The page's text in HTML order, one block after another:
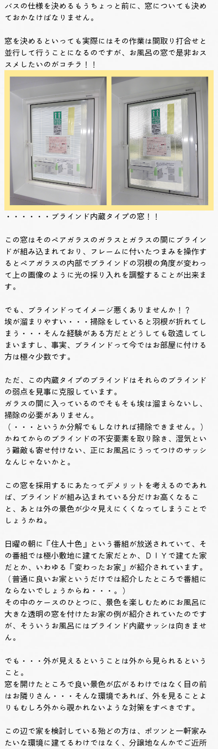
バスの仕様を決めるもうちょっと前に、窓についても決め
ておかなけばなりません。
窓を決めるといっても実際にはその作業は間取り打合せと
並行して行うことになるのですが、お風呂の窓で是非おス
スメしたいのがコチラ！！
・・・・・・ブラインド内蔵タイプの窓！！
この窓はそのペアガラスのガラスとガラスの間にブライン
ドが組み込まれており、フレームに付いたつまみを操作す
るとペアガラスの内部でブラインドの羽根の角度が変わっ
て上の画像のように光の採り入れを調整することが出来ま
す。
でも、ブラインドってイメージ悪くありませんか！？
埃が溜まりやすい・・・掃除をしていると羽根が折れてし
まう・・・そんな経験がある方だとどうしても敬遠してし
まいますし、事実、ブラインドって今ではお部屋に付ける
方は極々少数です。
ただ、この内蔵タイプのブラインドはそれらのブラインド
の弱点を見事に克服しています。
ガラスの間に入っているのでそもそも埃は溜まらないし、
掃除の必要がありません。
（・・・というか分解でもしなければ掃除できません。）
かねてからのブラインドの不安要素を取り除き、湿気とい
う難敵も寄せ付けない、正にお風呂にうってつけのサッシ
なんじゃないかと。
この窓を採用するにあたってデメリットを考えるのであれ
ば、ブラインドが組み込まれている分だけお高くなるこ
と、あとは外の景色が少々見えにくくなってしまうことで
しょうかね。
日曜の朝に『住人十色』という番組が放送されていて、そ
の番組では極小敷地に建てた家だとか、ＤＩＹで建てた家
だとか、いわゆる『変わったお家』が紹介されています。
（普通に良いお家というだけでは紹介したところで番組に
ならないでしょうからね・・・。）
その中のケースのひとつに、景色を楽しむためにお風呂に
大きな透明の窓を付けたお家の例が紹介されていたのです
が、そういうお風呂にはブラインド内蔵サッシは向きませ
ん。
でも・・・外が見えるということは外から見られるという
こと。
窓を開けたところで良い景色が広がるわけではなく目の前
はお隣りさん・・・そんな環境であれば、外を見ることよ
りもむしろ外から覗かれないような対策をすべきです。
この辺で家を検討している殆どの方は、ポツンと一軒家み
たいな環境に建てるわけではなく、分譲地なんかでご近所